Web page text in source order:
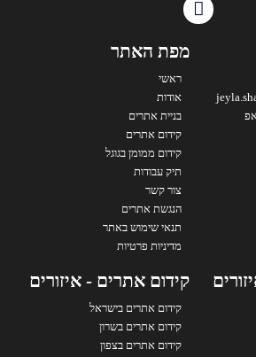
מפת האתר
ראשי
אודות
בניית אתרים
קידום אתרים
קידום ממומן בגוגל
תיק עבודות
צור קשר
הנגשת אתרים
תנאי שימוש באתר
מדיניות פרטיות
קידום אתרים - איזורים
קידום אתרים בישראל
קידום אתרים בשרון
קידום אתרים בצפון